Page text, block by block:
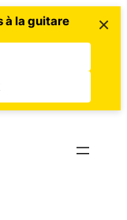
à la guitare
×